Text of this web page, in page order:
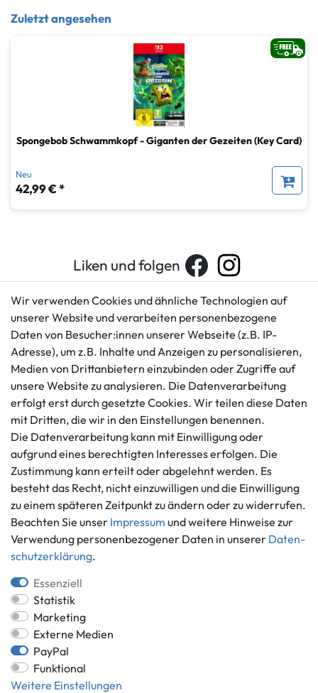
Zuletzt angesehen
Spongebob Schwammkopf - Giganten der Gezeiten (Key Card)
Neu
42,99 € *
Liken und folgen
Kundenservice
+49 421 596586
Mo. - Fr. 9 - 16 Uhr
info@gameworld.de
Kontaktformular
Rechtliches
AGB
Impressum
Datenschutzerklärung
Barrierefreiheitserklärung
Widerrufs­recht
Vertrag widerrufen
Informationen
Ankauf
Über uns
Häufig gestellte Fragen
Zahlung und Versand
Batterieentsorgung
Zahlungsmöglichkeiten
*Alle Preise inkl. gesetzlicher MwSt.,
** gilt für Lieferungen innerhalb Deutschlands, Lieferzeiten für andere
Länder entnehmen Sie bitte der Schaltfläche mit den
Wir verwenden Cookies und ähnliche Technologien auf
unserer Website und verarbeiten personenbezogene
Daten von Besucher:innen unserer Webseite (z.B. IP-
Adresse), um z.B. Inhalte und Anzeigen zu personalisieren,
Medien von Drittanbietern einzubinden oder Zugriffe auf
unsere Website zu analysieren. Die Datenverarbeitung
erfolgt erst durch gesetzte Cookies. Wir teilen diese Daten
mit Dritten, die wir in den Einstellungen benennen.
Die Datenverarbeitung kann mit Einwilligung oder
aufgrund eines berechtigten Interesses erfolgen. Die
Zustimmung kann erteilt oder abgelehnt werden. Es
besteht das Recht, nicht einzuwilligen und die Einwilligung
zu einem späteren Zeitpunkt zu ändern oder zu widerrufen.
Beachten Sie unser Impressum und weitere Hinweise zur
Verwendung personenbezogener Daten in unserer Daten­
schutz­erklärung.
Essenziell
Statistik
Marketing
Externe Medien
PayPal
Funktional
Weitere Einstellungen